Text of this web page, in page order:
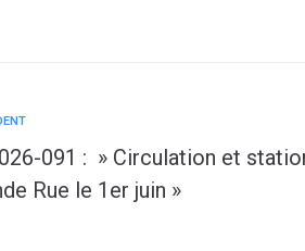
091 : » Circulation et
Rue le 1er juin »